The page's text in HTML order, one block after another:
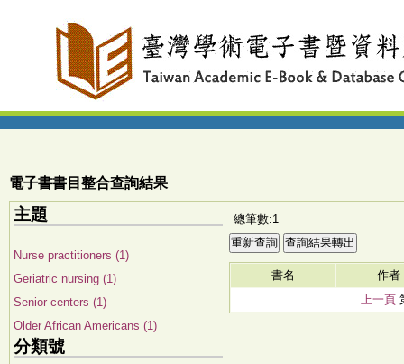
電子書書目整合查詢結果
主題
Nurse practitioners (1)
Geriatric nursing (1)
Senior centers (1)
Older African Americans (1)
分類號
總筆數:1
書名
作者
上一頁